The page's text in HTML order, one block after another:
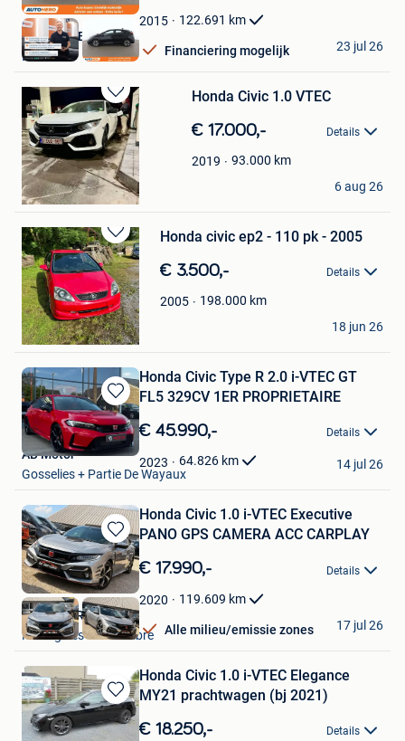
Favorieten2015 122.691 km
Financiering mogelijk
Autohero België
Brussel
23 jul 26
Bewaren
in
Mijn
Favorieten
Honda Civic 1.0 VTEC
€ 17.000,- Details
2019 93.000 km
Annie De moor
Wasmes
6 aug 26
Bewaren
in
Mijn
Favorieten
Honda civic ep2 - 110 pk - 2005
€ 3.500,- Details
2005 198.000 km
spartan117
Waremme
18 jun 26
Bewaren
in
Mijn
Favorieten
Honda Civic Type R 2.0 i-VTEC GT
FL5 329CV 1ER PROPRIETAIRE
€ 45.990,- Details
2023 64.826 km
AB Motor
Gosselies + Partie De Wayaux
14 jul 26
Bewaren
in
Mijn
Favorieten
Honda Civic 1.0 i-VTEC Executive
PANO GPS CAMERA ACC CARPLAY
€ 17.990,- Details
2020 119.609 km
Alle milieu/emissie zones
BE MOTORS
Montignies-Sur-Sambre
17 jul 26
Bewaren
in
Honda Civic 1.0 i-VTEC Elegance
MY21 prachtwagen (bj 2021)
€ 18.250,- Details